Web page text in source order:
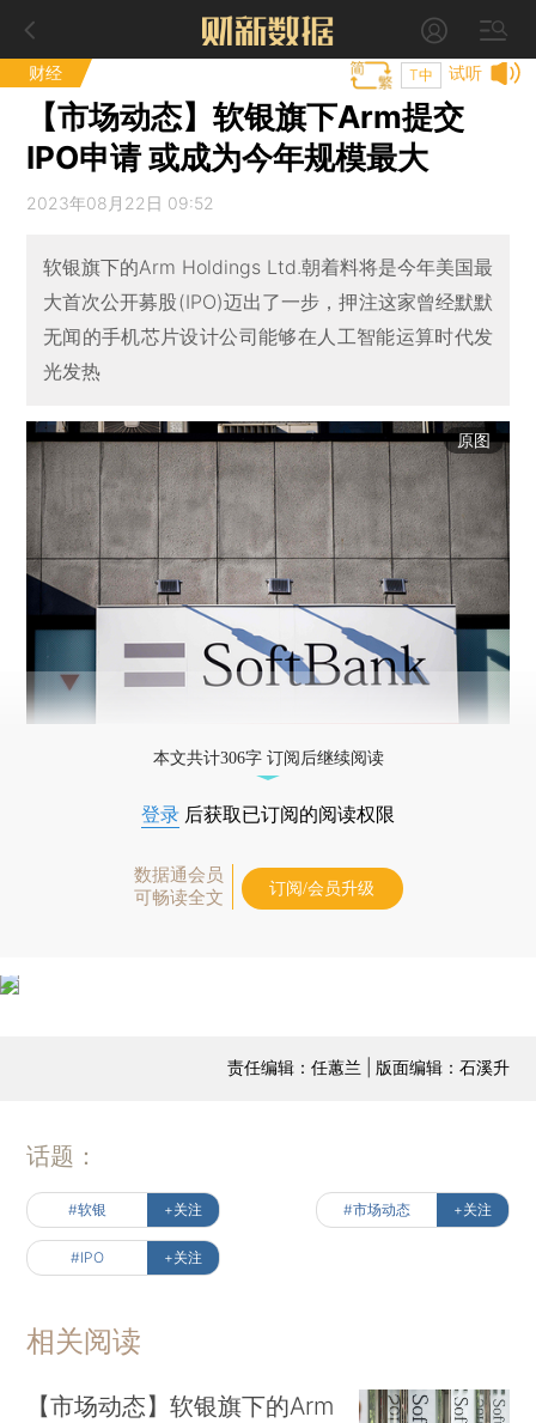
财经 试听
T中
【市场动态】软银旗下Arm提交
IPO申请 或成为今年规模最大
2023年08月22日 09:52
软银旗下的Arm Holdings Ltd.朝着料将是今年美国最
大首次公开募股(IPO)迈出了一步，押注这家曾经默默
无闻的手机芯片设计公司能够在人工智能运算时代发
光发热
原图
本文共计306字 订阅后继续阅读
登录 后获取已订阅的阅读权限
数据通会员
可畅读全文
订阅/会员升级
责任编辑：任蕙兰 | 版面编辑：石溪升
话题：
#软银 +关注 #市场动态 +关注
#IPO +关注
相关阅读
【市场动态】软银旗下的Arm